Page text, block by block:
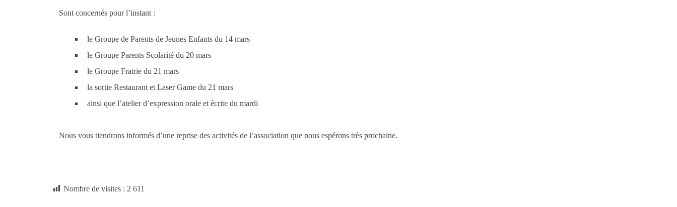
Sont concernés pour l’instant :
le Groupe de Parents de Jeunes Enfants du 14 mars
le Groupe Parents Scolarité du 20 mars
le Groupe Fratrie du 21 mars
la sortie Restaurant et Laser Game du 21 mars
ainsi que l’atelier d’expression orale et écrite du mardi
Nous vous tiendrons informés d’une reprise des activités de l’association que nous espérons très prochaine.
Nombre de visites : 2 611